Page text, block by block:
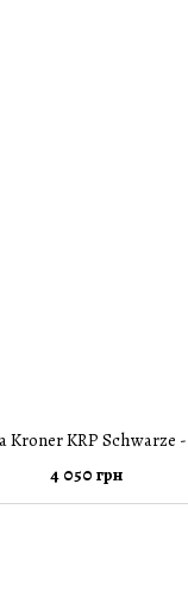
Kroner KRP Schwarze
4 050 грн